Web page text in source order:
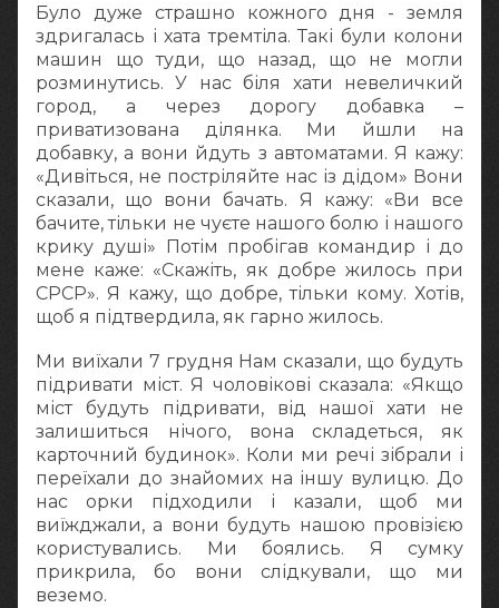
Було дуже страшно кожного дня - земля
здригалась і хата тремтіла. Такі були колони
машин що туди, що назад, що не могли
розминутись. У нас біля хати невеличкий
город, а через дорогу добавка –
приватизована ділянка. Ми йшли на
добавку, а вони йдуть з автоматами. Я кажу:
«Дивіться, не постріляйте нас із дідом» Вони
сказали, що вони бачать. Я кажу: «Ви все
бачите, тільки не чуєте нашого болю і нашого
крику душі» Потім пробігав командир і до
мене каже: «Скажіть, як добре жилось при
СРСР». Я кажу, що добре, тільки кому. Хотів,
щоб я підтвердила, як гарно жилось.
Ми виїхали 7 грудня Нам сказали, що будуть
підривати міст. Я чоловікові сказала: «Якщо
міст будуть підривати, від нашої хати не
залишиться нічого, вона складеться, як
карточний будинок». Коли ми речі зібрали і
переїхали до знайомих на іншу вулицю. До
нас орки підходили і казали, щоб ми
виїжджали, а вони будуть нашою провізією
користувались. Ми боялись. Я сумку
прикрила, бо вони слідкували, що ми
веземо.